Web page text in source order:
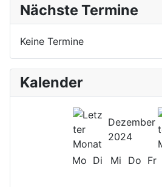
Nächste Termine
Keine Termine
Kalender
Dezember
2024
Mo Di Mi Do Fr